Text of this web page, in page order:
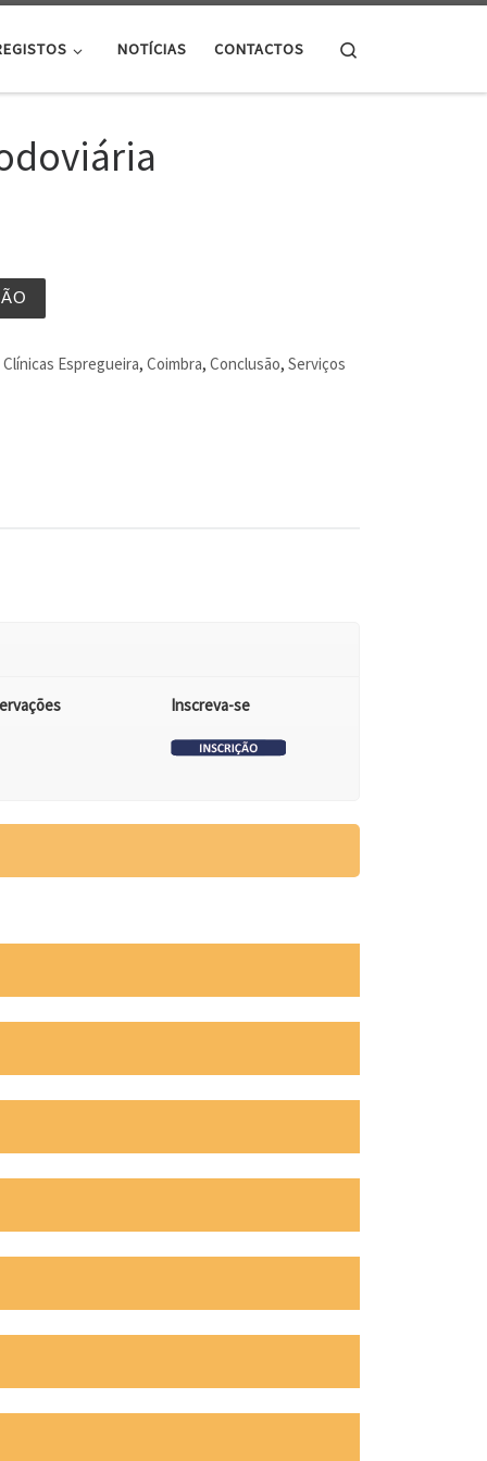
NOTÍCIAS CONTACTOS
Clínicas Espregueira,Coimbra,Conclusão,Serviços
Inscreva-se